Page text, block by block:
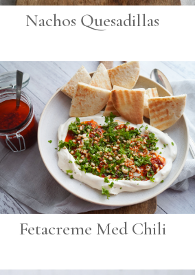
Nachos Quesadillas
Fetacreme Med Chili